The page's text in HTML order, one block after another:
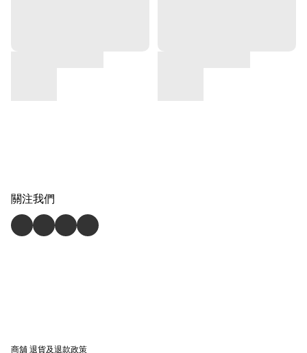
關注我們
商舖退貨及退款政策